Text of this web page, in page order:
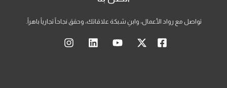
تواصل مع رواد الأعمال، وابنِ شبكة علاقاتك، وحقق نجاحاً تجارياً باهراً.